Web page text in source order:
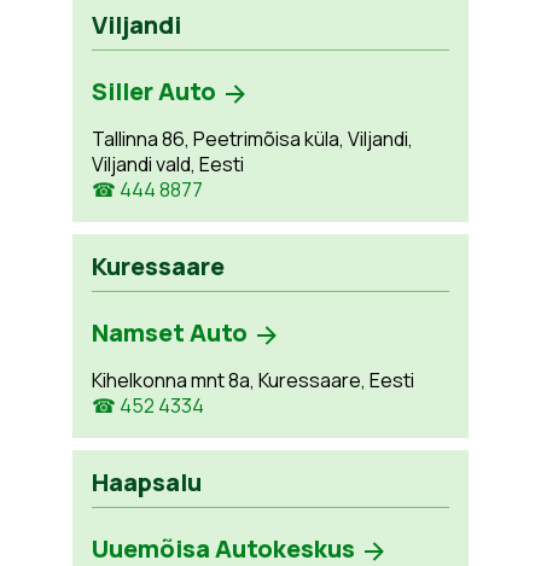
Viljandi
Siller Auto
Tallinna 86, Peetrimõisa küla, Viljandi,
Viljandi vald, Eesti
☎ 444 8877
Kuressaare
Namset Auto
Kihelkonna mnt 8a, Kuressaare, Eesti
☎ 452 4334
Haapsalu
Uuemõisa Autokeskus